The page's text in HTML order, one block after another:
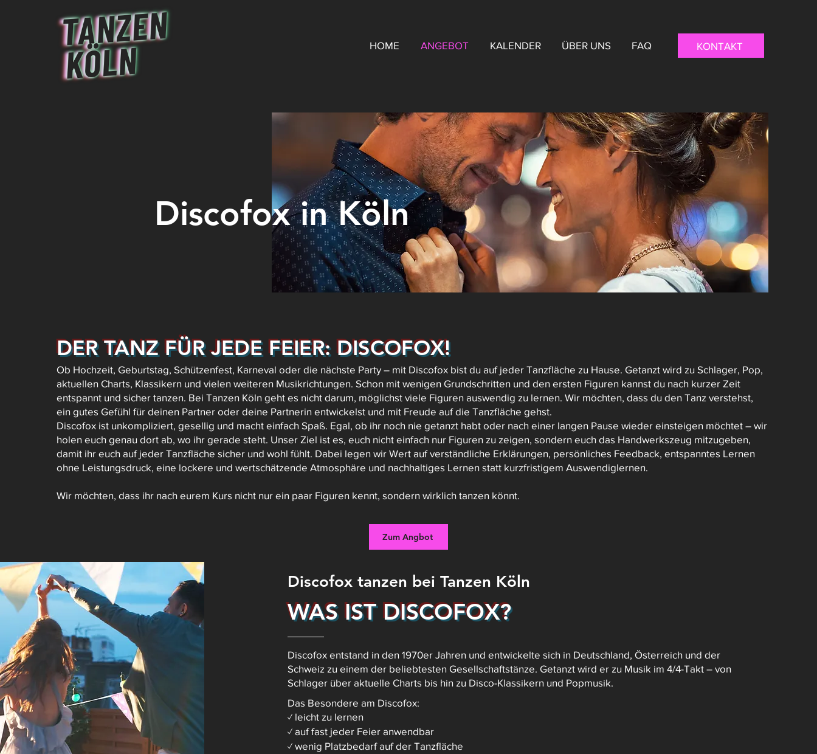
HOME ANGEBOT KALENDER ÜBER UNS FAQ KONTAKT
Discofox in Köln
DER TANZ FÜR JEDE FEIER: DISCOFOX!
Ob Hochzeit, Geburtstag, Schützenfest, Karneval oder die nächste Party – mit Discofox bist du auf jeder Tanzfläche zu Hause. Getanzt wird zu Schlager, Pop,
aktuellen Charts, Klassikern und vielen weiteren Musikrichtungen. Schon mit wenigen Grundschritten und den ersten Figuren kannst du nach kurzer Zeit
entspannt und sicher tanzen. Bei Tanzen Köln geht es nicht darum, möglichst viele Figuren auswendig zu lernen. Wir möchten, dass du den Tanz verstehst,
ein gutes Gefühl für deinen Partner oder deine Partnerin entwickelst und mit Freude auf die Tanzfläche gehst.
Discofox ist unkompliziert, gesellig und macht einfach Spaß. Egal, ob ihr noch nie getanzt habt oder nach einer langen Pause wieder einsteigen möchtet – wir
holen euch genau dort ab, wo ihr gerade steht. Unser Ziel ist es, euch nicht einfach nur Figuren zu zeigen, sondern euch das Handwerkszeug mitzugeben,
damit ihr euch auf jeder Tanzfläche sicher und wohl fühlt. Dabei legen wir Wert auf verständliche Erklärungen, persönliches Feedback, entspanntes Lernen
ohne Leistungsdruck, eine lockere und wertschätzende Atmosphäre und nachhaltiges Lernen statt kurzfristigem Auswendiglernen.
Wir möchten, dass ihr nach eurem Kurs nicht nur ein paar Figuren kennt, sondern wirklich tanzen könnt.
Zum Angbot
Discofox tanzen bei Tanzen Köln
WAS IST DISCOFOX?
Discofox entstand in den 1970er Jahren und entwickelte sich in Deutschland, Österreich und der
Schweiz zu einem der beliebtesten Gesellschaftstänze. Getanzt wird er zu Musik im 4/4-Takt – von
Schlager über aktuelle Charts bis hin zu Disco-Klassikern und Popmusik.
Das Besondere am Discofox:
✓ leicht zu lernen
✓ auf fast jeder Feier anwendbar
✓ wenig Platzbedarf auf der Tanzfläche